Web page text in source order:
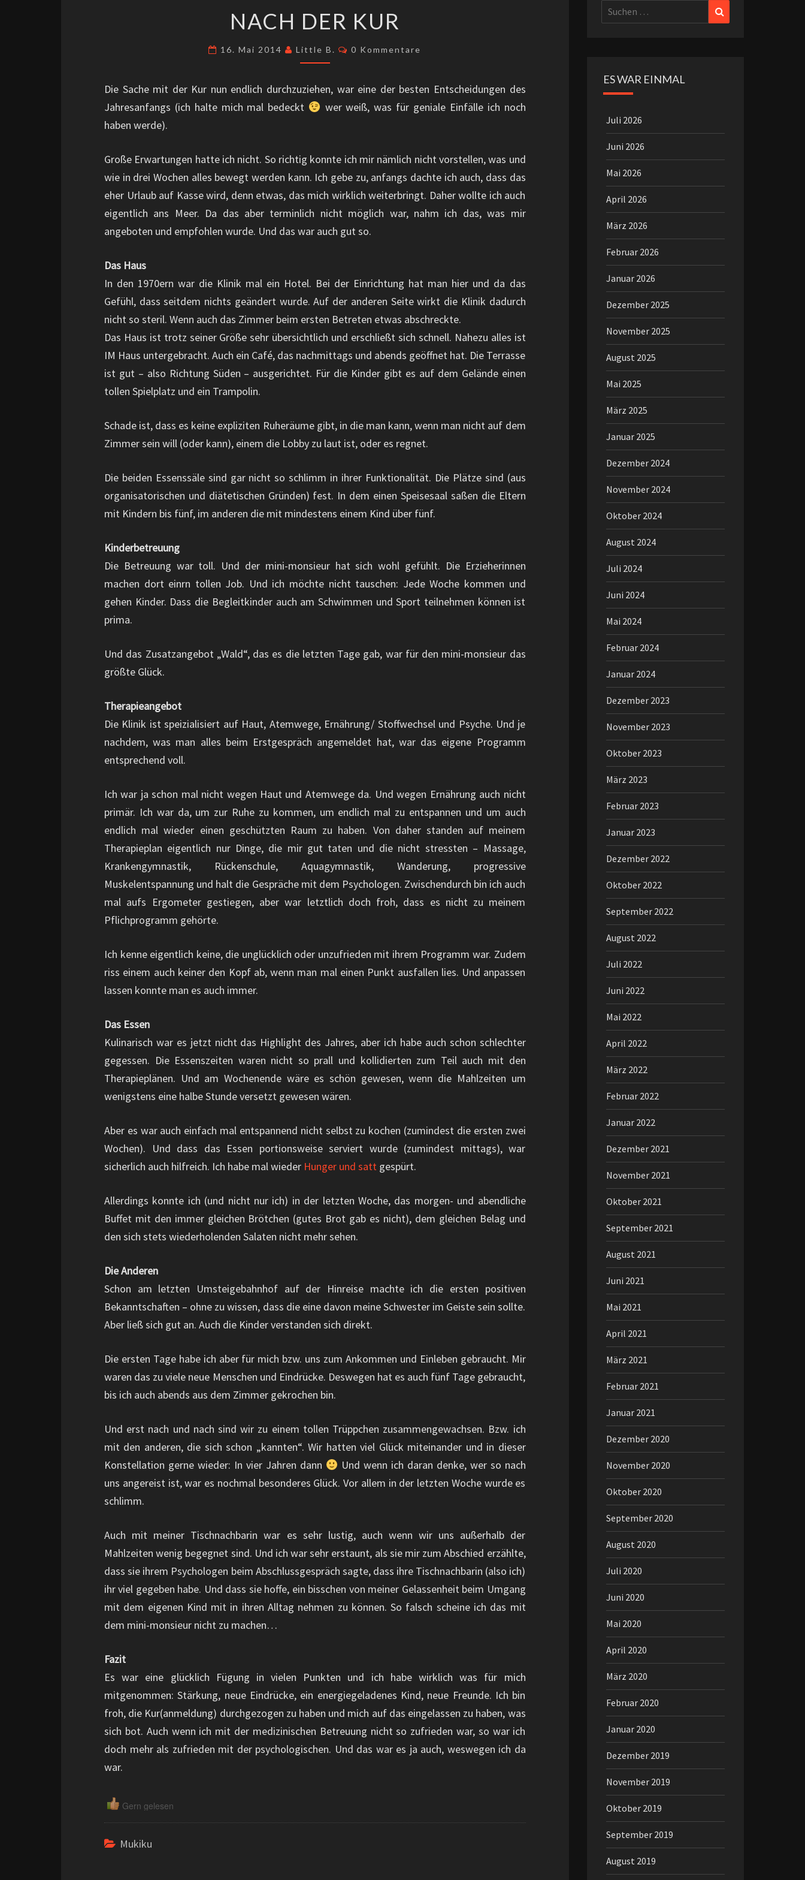
DER
NACH DER KUR
16. Mai 2014 Little B. Kommentare
0 Kommentare
Die Sache mit der Kur nun endlich durchzuziehen, war eine der besten Entscheidungen des
Jahresanfangs (ich halte mich mal bedeckt
wer weiß, was für geniale Einfälle ich noch
haben werde).
Große Erwartungen hatte ich nicht. So richtig konnte ich mir nämlich nicht vorstellen, was und
wie in drei Wochen alles bewegt werden kann. Ich gebe zu, anfangs dachte ich auch, dass das
eher Urlaub auf Kasse wird, denn etwas, das mich wirklich weiterbringt. Daher wollte ich auch
eigentlich ans Meer. Da das aber terminlich nicht möglich war, nahm ich das, was mir
angeboten und empfohlen wurde. Und das war auch gut so.
Das Haus
In den 1970ern war die Klinik mal ein Hotel. Bei der Einrichtung hat man hier und da das
Gefühl, dass seitdem nichts geändert wurde. Auf der anderen Seite wirkt die Klinik dadurch
nicht so steril. Wenn auch das Zimmer beim ersten Betreten etwas abschreckte.
Das Haus ist trotz seiner Größe sehr übersichtlich und erschließt sich schnell. Nahezu alles ist
IM Haus untergebracht. Auch ein Café, das nachmittags und abends geöffnet hat. Die Terrasse
ist gut – also Richtung Süden – ausgerichtet. Für die Kinder gibt es auf dem Gelände einen
tollen Spielplatz und ein Trampolin.
Schade ist, dass es keine expliziten Ruheräume gibt, in die man kann, wenn man nicht auf dem
Zimmer sein will (oder kann), einem die Lobby zu laut ist, oder es regnet.
Die beiden Essenssäle sind gar nicht so schlimm in ihrer Funktionalität. Die Plätze sind (aus
organisatorischen und diätetischen Gründen) fest. In dem einen Speisesaal saßen die Eltern
mit Kindern bis fünf, im anderen die mit mindestens einem Kind über fünf.
Kinderbetreuung
Die Betreuung war toll. Und der mini-monsieur hat sich wohl gefühlt. Die Erzieherinnen
machen dort einrn tollen Job. Und ich möchte nicht tauschen: Jede Woche kommen und
gehen Kinder. Dass die Begleitkinder auch am Schwimmen und Sport teilnehmen können ist
prima.
Und das Zusatzangebot „Wald“, das es die letzten Tage gab, war für den mini-monsieur das
größte Glück.
Therapieangebot
Die Klinik ist speizialisiert auf Haut, Atemwege, Ernährung/ Stoffwechsel und Psyche. Und je
nachdem, was man alles beim Erstgespräch angemeldet hat, war das eigene Programm
entsprechend voll.
Ich war ja schon mal nicht wegen Haut und Atemwege da. Und wegen Ernährung auch nicht
primär. Ich war da, um zur Ruhe zu kommen, um endlich mal zu entspannen und um auch
endlich mal wieder einen geschützten Raum zu haben. Von daher standen auf meinem
Therapieplan eigentlich nur Dinge, die mir gut taten und die nicht stressten – Massage,
Krankengymnastik, Rückenschule, Aquagymnastik, Wanderung, progressive
Muskelentspannung und halt die Gespräche mit dem Psychologen. Zwischendurch bin ich auch
mal aufs Ergometer gestiegen, aber war letztlich doch froh, dass es nicht zu meinem
Pflichprogramm gehörte.
Ich kenne eigentlich keine, die unglücklich oder unzufrieden mit ihrem Programm war. Zudem
riss einem auch keiner den Kopf ab, wenn man mal einen Punkt ausfallen lies. Und anpassen
lassen konnte man es auch immer.
Das Essen
Kulinarisch war es jetzt nicht das Highlight des Jahres, aber ich habe auch schon schlechter
gegessen. Die Essenszeiten waren nicht so prall und kollidierten zum Teil auch mit den
Therapieplänen. Und am Wochenende wäre es schön gewesen, wenn die Mahlzeiten um
wenigstens eine halbe Stunde versetzt gewesen wären.
Aber es war auch einfach mal entspannend nicht selbst zu kochen (zumindest die ersten zwei
Wochen). Und dass das Essen portionsweise serviert wurde (zumindest mittags), war
sicherlich auch hilfreich. Ich habe mal wieder Hunger und satt gespürt.
Allerdings konnte ich (und nicht nur ich) in der letzten Woche, das morgen- und abendliche
Buffet mit den immer gleichen Brötchen (gutes Brot gab es nicht), dem gleichen Belag und
den sich stets wiederholenden Salaten nicht mehr sehen.
Die Anderen
Schon am letzten Umsteigebahnhof auf der Hinreise machte ich die ersten positiven
Bekanntschaften – ohne zu wissen, dass die eine davon meine Schwester im Geiste sein sollte.
Aber ließ sich gut an. Auch die Kinder verstanden sich direkt.
Die ersten Tage habe ich aber für mich bzw. uns zum Ankommen und Einleben gebraucht. Mir
waren das zu viele neue Menschen und Eindrücke. Deswegen hat es auch fünf Tage gebraucht,
bis ich auch abends aus dem Zimmer gekrochen bin.
Und erst nach und nach sind wir zu einem tollen Trüppchen zusammengewachsen. Bzw. ich
mit den anderen, die sich schon „kannten“. Wir hatten viel Glück miteinander und in dieser
Konstellation gerne wieder: In vier Jahren dann
Und wenn ich daran denke, wer so nach
uns angereist ist, war es nochmal besonderes Glück. Vor allem in der letzten Woche wurde es
schlimm.
Auch mit meiner Tischnachbarin war es sehr lustig, auch wenn wir uns außerhalb der
Mahlzeiten wenig begegnet sind. Und ich war sehr erstaunt, als sie mir zum Abschied erzählte,
dass sie ihrem Psychologen beim Abschlussgespräch sagte, dass ihre Tischnachbarin (also ich)
ihr viel gegeben habe. Und dass sie hoffe, ein bisschen von meiner Gelassenheit beim Umgang
mit dem eigenen Kind mit in ihren Alltag nehmen zu können. So falsch scheine ich das mit
dem mini-monsieur nicht zu machen…
Fazit
Es war eine glücklich Fügung in vielen Punkten und ich habe wirklich was für mich
mitgenommen: Stärkung, neue Eindrücke, ein energiegeladenes Kind, neue Freunde. Ich bin
froh, die Kur(anmeldung) durchgezogen zu haben und mich auf das eingelassen zu haben, was
sich bot. Auch wenn ich mit der medizinischen Betreuung nicht so zufrieden war, so war ich
doch mehr als zufrieden mit der psychologischen. Und das war es ja auch, weswegen ich da
war.
Gern gelesen
Mukiku
Suchen
nach:
ES WAR EINMAL
Juli 2026
Juni 2026
Mai 2026
April 2026
März 2026
Februar 2026
Januar 2026
Dezember 2025
November 2025
August 2025
Mai 2025
März 2025
Januar 2025
Dezember 2024
November 2024
Oktober 2024
August 2024
Juli 2024
Juni 2024
Mai 2024
Februar 2024
Januar 2024
Dezember 2023
November 2023
Oktober 2023
März 2023
Februar 2023
Januar 2023
Dezember 2022
Oktober 2022
September 2022
August 2022
Juli 2022
Juni 2022
Mai 2022
April 2022
März 2022
Februar 2022
Januar 2022
Dezember 2021
November 2021
Oktober 2021
September 2021
August 2021
Juni 2021
Mai 2021
April 2021
März 2021
Februar 2021
Januar 2021
Dezember 2020
November 2020
Oktober 2020
September 2020
August 2020
Juli 2020
Juni 2020
Mai 2020
April 2020
März 2020
Februar 2020
Januar 2020
Dezember 2019
November 2019
Oktober 2019
September 2019
August 2019